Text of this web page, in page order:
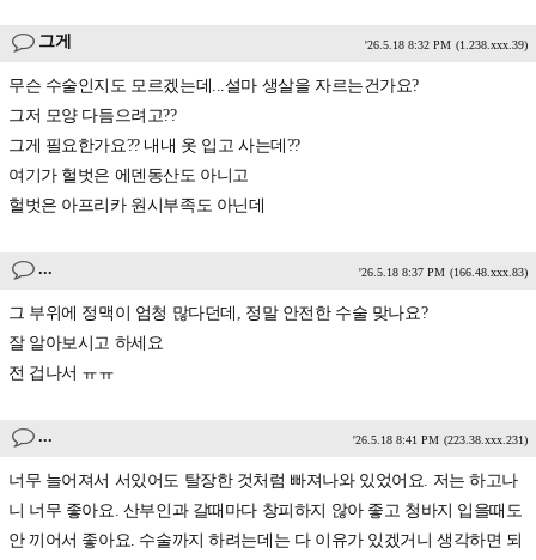
그게 '26.5.18 8:32 PM (1.238.xxx.39)
무슨 수술인지도 모르겠는데...설마 생살을 자르는건가요?
그저 모양 다듬으려고??
그게 필요한가요?? 내내 옷 입고 사는데??
여기가 헐벗은 에덴동산도 아니고
헐벗은 아프리카 원시부족도 아닌데
... '26.5.18 8:37 PM (166.48.xxx.83)
그 부위에 정맥이 엄청 많다던데, 정말 안전한 수술 맞나요?
잘 알아보시고 하세요
전 겁나서 ㅠㅠ
... '26.5.18 8:41 PM (223.38.xxx.231)
너무 늘어져서 서있어도 탈장한 것처럼 빠져나와 있었어요. 저는 하고나
니 너무 좋아요. 산부인과 갈때마다 창피하지 않아 좋고 청바지 입을때도
안 끼어서 좋아요. 수술까지 하려는데는 다 이유가 있겠거니 생각하면 되